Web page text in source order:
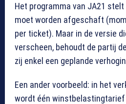
Het programma van JA21
moet worden afgeschaft
per ticket). Maar in de versie
verscheen, behoudt de partij
zij enkel een geplande
Een ander voorbeeld: in het
wordt één winstbelastingtarief